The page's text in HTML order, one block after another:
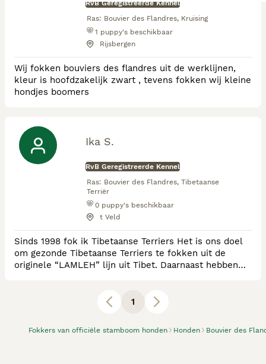
Fokkers van officiële stamboom honden Honden Bouvier des
RvB Geregistreerde Kennel
Ras: Bouvier des Flandres, Kruising
1 puppy's beschikbaar
Rijsbergen
Wij fokken bouviers des flandres uit de werklijnen,
kleur is hoofdzakelijk zwart , tevens fokken wij kleine
hondjes boomers
Ika S.
RvB Geregistreerde Kennel
Ras: Bouvier des Flandres, Tibetaanse
Terriër
0 puppy's beschikbaar
t Veld
Sinds 1998 fok ik Tibetaanse Terriers Het is ons doel
om gezonde Tibetaanse Terriers te fokken uit de
originele “LAMLEH” lijn uit Tibet. Daarnaast hebben
gezondheidsregels die van toepassing zijn en meer.
1